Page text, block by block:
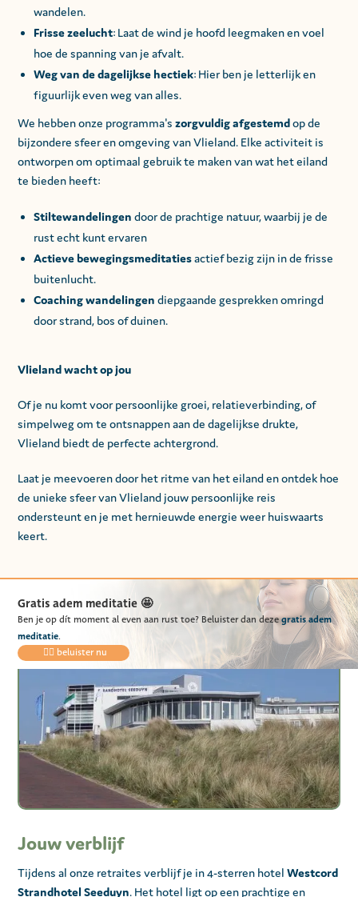
wandelen.
Frisse zeelucht: Laat de wind je hoofd leegmaken en voel
hoe de spanning van je afvalt.
Weg van de dagelijkse hectiek: Hier ben je letterlijk en
figuurlijk even weg van alles.
We hebben onze programma'szorgvuldig afgestemdop de
bijzondere sfeer en omgeving van Vlieland. Elke activiteit is
ontworpen om optimaal gebruik te maken van wat het eiland
te bieden heeft:
Stiltewandelingen door de prachtige natuur, waarbij je de
rust echt kunt ervaren
Actieve bewegingsmeditatiesactief bezig zijn in de frisse
buitenlucht.
Coaching wandelingen diepgaande gesprekken omringd
door strand, bos of duinen.
Vlieland wacht op jou
Of je nu komt voor persoonlijke groei, relatieverbinding, of
simpelweg om te ontsnappen aan de dagelijkse drukte,
Vlieland biedt de perfecte achtergrond.
Laat je meevoeren door het ritme van het eiland en ontdek hoe
de unieke sfeer van Vlieland jouw persoonlijke reis
ondersteunt en je met hernieuwde energie weer huiswaarts
keert.
Gratis adem meditatie 🤩
Ben je op dít moment al even aan rust toe? Beluister dan dezegratisadem
meditatie.
👉🏻 beluister nu
Jouw verblijf
Tijdens al onze retraites verblijf je in 4-sterren hotelWestcord
Strandhotel Seeduyn. Het hotel ligt op een prachtige en